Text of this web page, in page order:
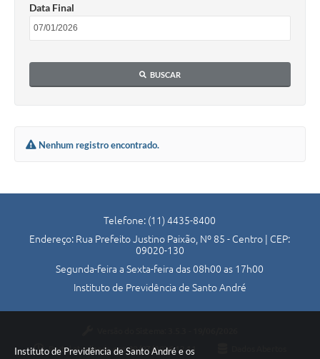
Instituto de Previdência de Santo André e os
Data Final
BUSCAR
Nenhum registro encontrado.
Telefone: (11) 4435-8400
Endereço: Rua Prefeito Justino Paixão, Nº 85 - Centro | CEP:
09020-130
Segunda-feira a Sexta-feira das 08h00 as 17h00
Instituto de Previdência de Santo André
Portal atualizado em:30/07/2026 12:11